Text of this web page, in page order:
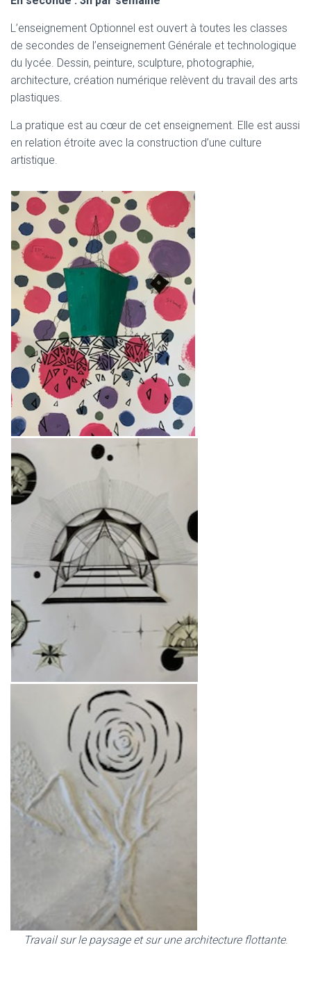
L’enseignement Optionnel est ouvert à toutes les classes
de secondes de l’enseignement Générale et technologique
du lycée. Dessin, peinture, sculpture, photographie,
architecture, création numérique relèvent du travail des arts
plastiques.
La pratique est au cœur de cet enseignement. Elle est aussi
en relation étroite avec la construction d’une culture
artistique.
Travail sur le paysage et sur une architecture flottante.